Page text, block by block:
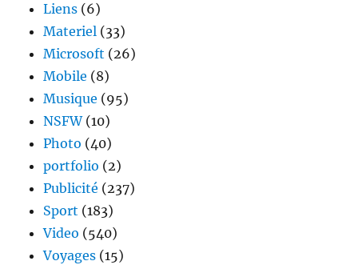
Liens (6)
Materiel (33)
Microsoft (26)
Mobile (8)
Musique (95)
NSFW(10)
Photo (40)
portfolio (2)
Publicité (237)
Sport (183)
Video (540)
Voyages (15)